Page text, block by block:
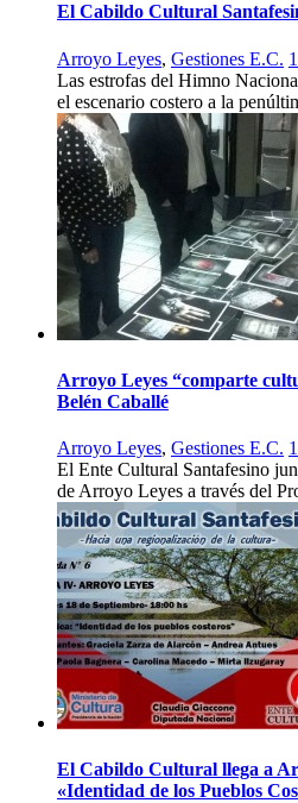
El Cabildo Cultural
Arroyo Leyes, Gestiones E.C.
Las estrofas del Himno
el escenario costero a la
Arroyo Leyes “comparte
Belén Caballé
Arroyo Leyes, Gestiones E.C.
El Ente Cultural Santafesino
de Arroyo Leyes a través del
El Cabildo Cultural llega a
«Identidad de los Pueblos